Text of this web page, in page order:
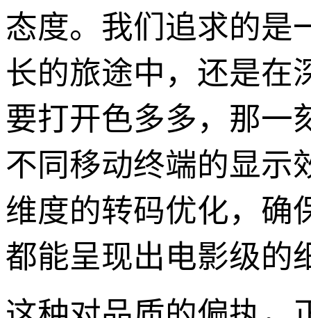
态度。我们追求的是
长的旅途中，还是在
要打开色多多，那一
不同移动终端的显示
维度的转码优化，确
都能呈现出电影级的